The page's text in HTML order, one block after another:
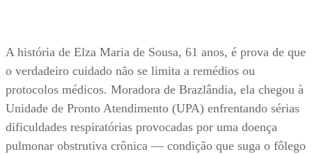
A história de Elza Maria de Sousa, 61 anos, é prova de que
o verdadeiro cuidado não se limita a remédios ou
protocolos médicos. Moradora de Brazlândia, ela chegou à
Unidade de Pronto Atendimento (UPA) enfrentando sérias
dificuldades respiratórias provocadas por uma doença
pulmonar obstrutiva crônica — condição que suga o fôlego